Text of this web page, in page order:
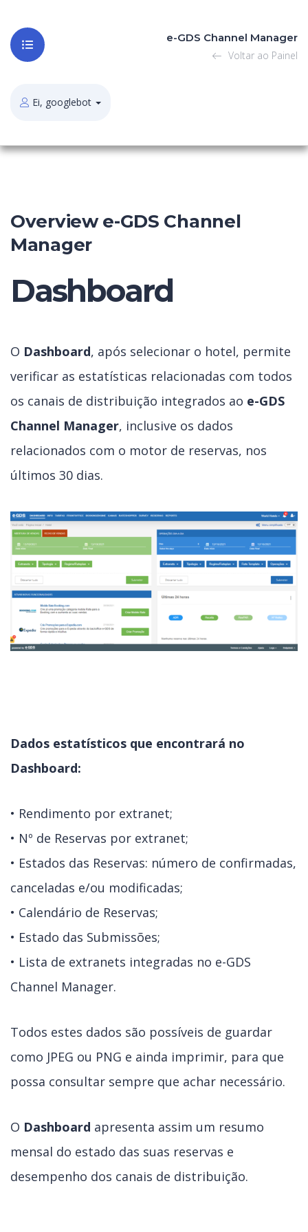
e-GDS Channel Manager
Voltar ao Painel
Ei, googlebot
Overview e-GDS Channel
Manager
Dashboard
O Dashboard, após selecionar o hotel, permite
verificar as estatísticas relacionadas com todos
os canais de distribuição integrados ao e-GDS
Channel Manager, inclusive os dados
relacionados com o motor de reservas, nos
últimos 30 dias.
Dados estatísticos que encontrará no
Dashboard:
• Rendimento por extranet;
• Nº de Reservas por extranet;
• Estados das Reservas: número de confirmadas,
canceladas e/ou modificadas;
• Calendário de Reservas;
• Estado das Submissões;
• Lista de extranets integradas no e-GDS
Channel Manager.
Todos estes dados são possíveis de guardar
como JPEG ou PNG e ainda imprimir, para que
possa consultar sempre que achar necessário.
O Dashboard apresenta assim um resumo
mensal do estado das suas reservas e
desempenho dos canais de distribuição.